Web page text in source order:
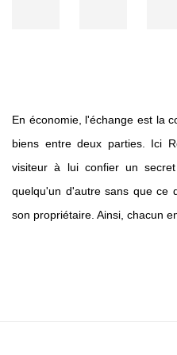
En économie, l'échange est la
biens entre deux parties. Ici
visiteur à lui confier un
quelqu'un d'autre sans que ce
son propriétaire. Ainsi, chacun